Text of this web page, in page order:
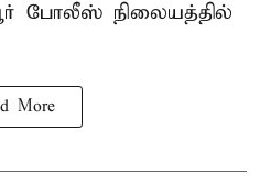
போலீஸ் நிலையத்தில்
More